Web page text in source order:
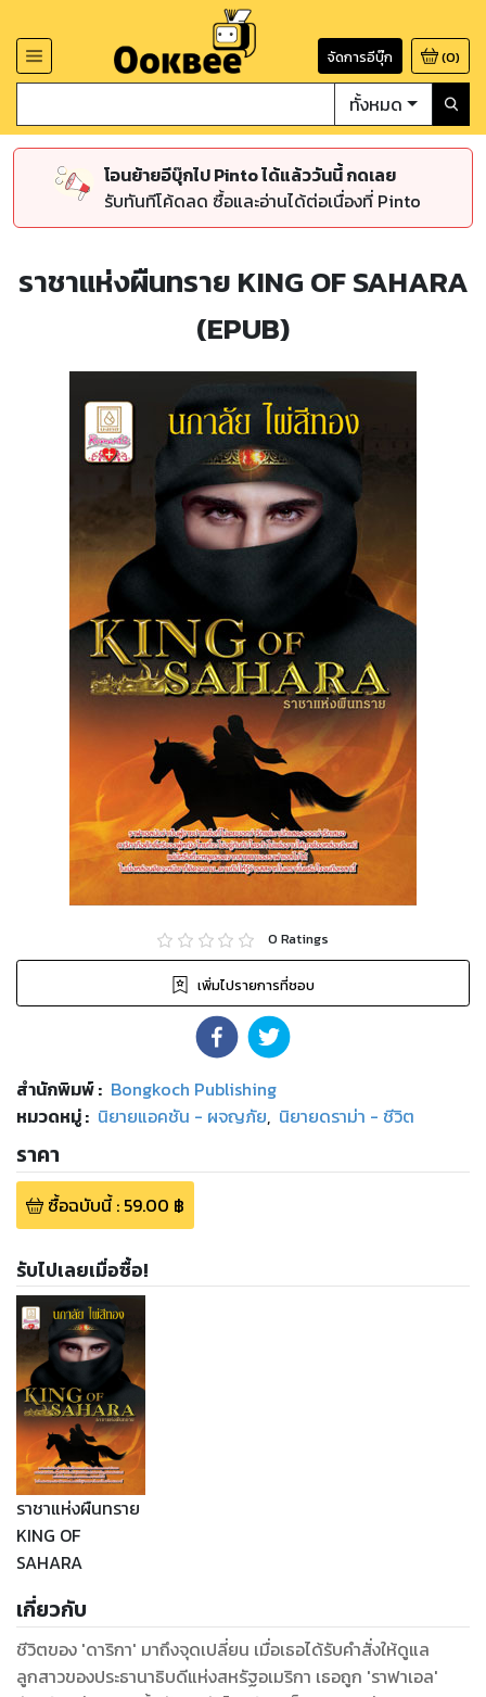
จัดการอีบุ๊ก (0)
ทั้งหมด
โอนย้ายอีบุ๊กไป Pinto ได้แล้ววันนี้ กดเลย
รับทันทีโค้ดลด ซื้อและอ่านได้ต่อเนื่องที่ Pinto
ราชาแห่งผืนทราย KING OF SAHARA
(EPUB)
0 Ratings
เพิ่มไปรายการที่ชอบ
สำนักพิมพ์: Bongkoch Publishing
หมวดหมู่: นิยายแอคชัน - ผจญภัย, นิยายดราม่า - ชีวิต
ราคา
ซื้อฉบับนี้: 59.00 ฿
รับไปเลยเมื่อซื้อ!
ราชาแห่งผืนทราย
KING OF
SAHARA
เกี่ยวกับ
ชีวิตของ 'ดาริกา' มาถึงจุดเปลี่ยน เมื่อเธอได้รับคำสั่งให้ดูแล
ลูกสาวของประธานาธิบดีแห่งสหรัฐอเมริกา เธอถูก 'ราฟาเอล'